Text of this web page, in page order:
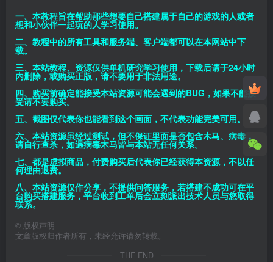
一、本教程旨在帮助那些想要自己搭建属于自己的游戏的人或者
想和小伙伴一起玩的人学习使用。
二、教程中的所有工具和服务端、客户端都可以在本网站中下
载。
三、本站教程、资源仅供单机研究学习使用，下载后请于24小时
内删除，或购买正版，请不要用于非法用途。
四、购买前确定能接受本站资源可能会遇到的BUG，如果不能接
受请不要购买。
五、截图仅代表你也能看到这个画面，不代表功能完美可用。
六、本站资源虽经过测试，但不保证里面是否包含木马、病毒，
请自行查杀，如遇病毒木马皆与本站无任何关系。
七、都是虚拟商品，付费购买后代表你已经获得本资源，不以任
何理由退费。
八、本站资源仅作分享，不提供问答服务，若搭建不成功可在平
台购买搭建服务，平台收到工单后会立刻派出技术人员与您取得
联系。
© 版权声明
文章版权归作者所有，未经允许请勿转载。
THE END